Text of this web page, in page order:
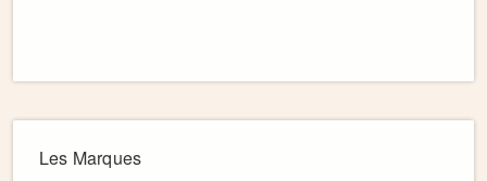
Les Marques